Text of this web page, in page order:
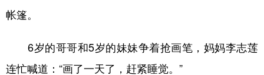
帐篷。
6岁的哥哥和5岁的妹妹争着抢画笔，妈妈李志莲
连忙喊道：“画了一天了，赶紧睡觉。”